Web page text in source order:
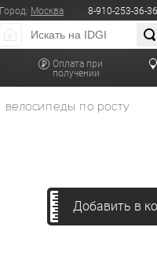
Город: Москва 8-910-253-36-36
Оплата при
получении
велосипеды по росту
Добавить в